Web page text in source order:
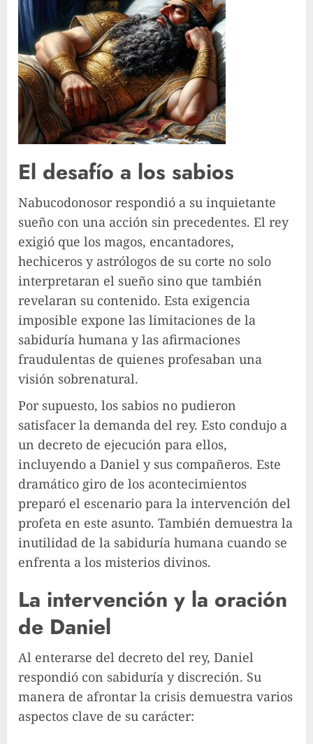
El desafío a los sabios
Nabucodonosor respondió a su inquietante
sueño con una acción sin precedentes. El rey
exigió que los magos, encantadores,
hechiceros y astrólogos de su corte no solo
interpretaran el sueño sino que también
revelaran su contenido. Esta exigencia
imposible expone las limitaciones de la
sabiduría humana y las afirmaciones
fraudulentas de quienes profesaban una
visión sobrenatural.
Por supuesto, los sabios no pudieron
satisfacer la demanda del rey. Esto condujo a
un decreto de ejecución para ellos,
incluyendo a Daniel y sus compañeros. Este
dramático giro de los acontecimientos
preparó el escenario para la intervención del
profeta en este asunto. También demuestra la
inutilidad de la sabiduría humana cuando se
enfrenta a los misterios divinos.
La intervención y la oración
de Daniel
Al enterarse del decreto del rey, Daniel
respondió con sabiduría y discreción. Su
manera de afrontar la crisis demuestra varios
aspectos clave de su carácter: